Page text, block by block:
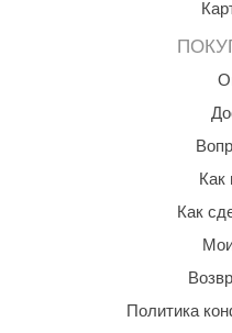
Как
Как
Политика